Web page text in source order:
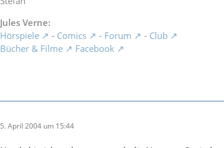
Jules Verne:
Hörspiele
- Comics - Forum - Club
Bücher & Filme
Facebook
5. April 2004 um 15:44